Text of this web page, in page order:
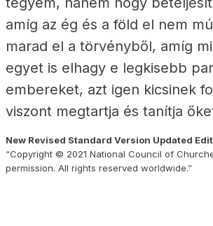
amíg az ég és a föld el nem
marad el a törvényből, amíg
egyet is elhagy e legkisebb
embereket, azt igen kicsinek
viszont megtartja és tanítja
New Revised Standard Version Updated
“Copyright © 2021 National Council of
permission. All rights reserved worldwide.”